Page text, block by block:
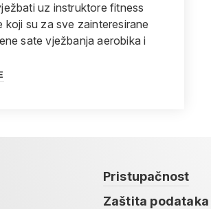
uz instruktore fitness
koji su za sve zainteresirane
sate vježbanja aerobika i
Pristupačnost
Zaštita podataka